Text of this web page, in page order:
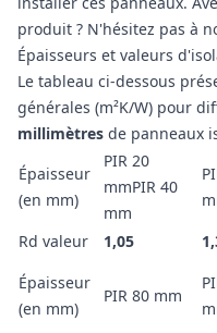
produit ? N'hésitez pas à
Épaisseurs et valeurs
Le tableau ci-dessous
générales (m²K/W) pour
millimètres de panneaux
Épaisseur
(en mm)
PIR 20
mmPIR 40
mm
Rd valeur
1,05
Épaisseur
(en mm)
PIR 80 mm